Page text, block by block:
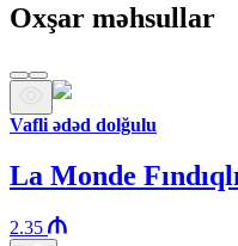
Oxşar məhsullar
Vafli ədəd dolğulu
La Monde
2.35